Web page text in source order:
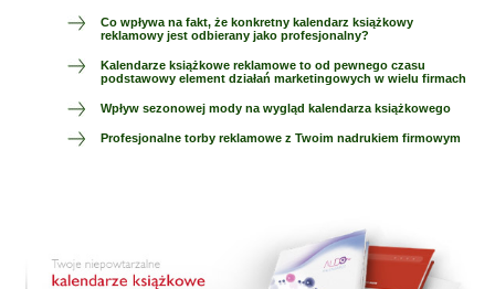
Co wpływa na fakt, że konkretny kalendarz książkowy
reklamowy jest odbierany jako profesjonalny?
Kalendarze książkowe reklamowe to od pewnego czasu
podstawowy element działań marketingowych w wielu firmach
Wpływ sezonowej mody na wygląd kalendarza książkowego
Profesjonalne torby reklamowe z Twoim nadrukiem firmowym